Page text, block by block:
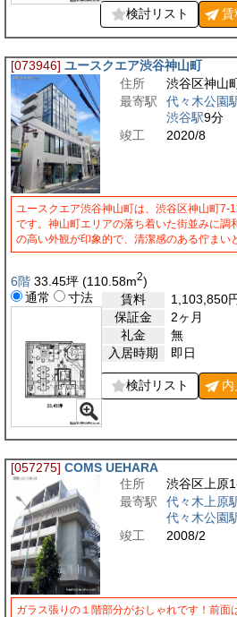
検討リスト 賃
[073946] ユースクエア渋谷神山町
住所
渋谷区神山
最寄駅
代々木公園
渋谷駅9分
竣工
2020/8
ユースクエア渋谷神山町は、渋谷区神山町7-
です。神山町エリアの落ち着いた街並みに調
の高い外観が印象的で、清潔感のある佇まい
6階 33.45坪 (110.58m2)
通常
寸法 賃料 1,103,850
保証金
2ヶ月
礼金
無
入居時期
即日
検討リスト 内
[057275] COMS UEHARA
住所
渋谷区上原
最寄駅
代々木上原
代々木公園
竣工
2008/2
ガラス張りの１階部分がおしゃれです！前面